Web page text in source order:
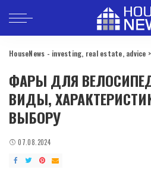
HouseNews - investing, real estate, advice >
ФАРЫ ДЛЯ
ВИДЫ,
ВЫБОРУ
07.08.2024